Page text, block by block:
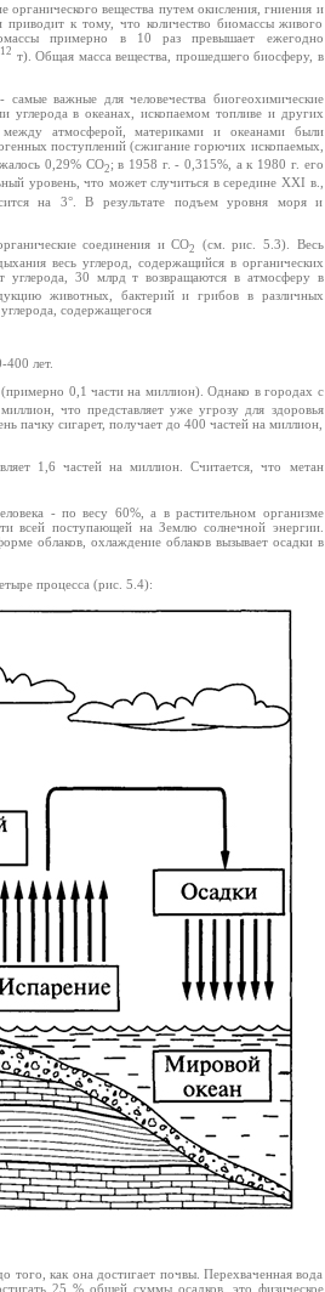
вещества путем окисления, гниения и
к тому, что количество биомассы живого
примерно в 10 раз превышает ежегодно
12 т). Общая масса вещества, прошедшего биосферу, в
важные для человечества биогеохимические
углерода в океанах, ископаемом топливе и других
между атмосферой, материками и океанами были
поступлений (сжигание горючих ископаемых,
0,29% СО2 ; в 1958 г. - 0,315%, а к 1980 г. его
уровень, что может случиться в середине XXI в.,
на 3°. В результате подъем уровня моря и
соединения и СО2
(см. рис. 5.3). Весь
весь углерод, содержащийся в органических
углерода, 30 млрд т возвращаются в атмосферу в
животных, бактерий и грибов в различных
содержащегося
лет.
0,1 части на миллион). Однако в городах с
что представляет уже угрозу для здоровья
пачку сигарет, получает до 400 частей на миллион,
1,6 частей на миллион. Считается, что метан
- по весу 60%, а в растительном организме
всей поступающей на Землю солнечной энергии.
облаков, охлаждение облаков вызывает осадки в
процесса (рис. 5.4):
того, как она достигает почвы. Перехваченная вода
25 % общей суммы осадков, это физическое